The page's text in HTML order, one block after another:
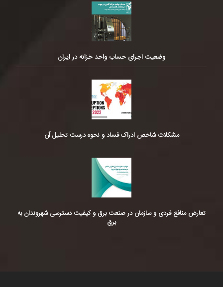
وضعیت اجرای حساب واحد خزانه در ایران
مشکلات شاخص ادراک فساد و نحوه درست تحلیل آن
تعارض منافع فردی و سازمان در صنعت برق و کیفیت دسترسی شهروندان به
برق